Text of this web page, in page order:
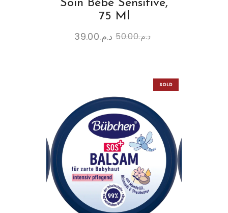
Soin Bébé Sensitive,
75 Ml
د.م.39.00 د.م.50.00
SOLD